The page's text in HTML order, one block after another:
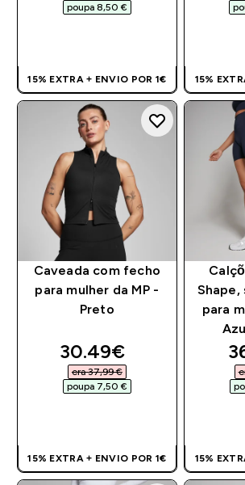
poupa 8,50 €‎
15% EXTRA + ENVIO POR 1€ 15%
Caveada com fecho
para mulher da MP -
Preto
discounted price
30.49€‎
era 37,99 €‎
poupa 7,50 €‎
15% EXTRA + ENVIO POR 1€
Shape,
para
15%